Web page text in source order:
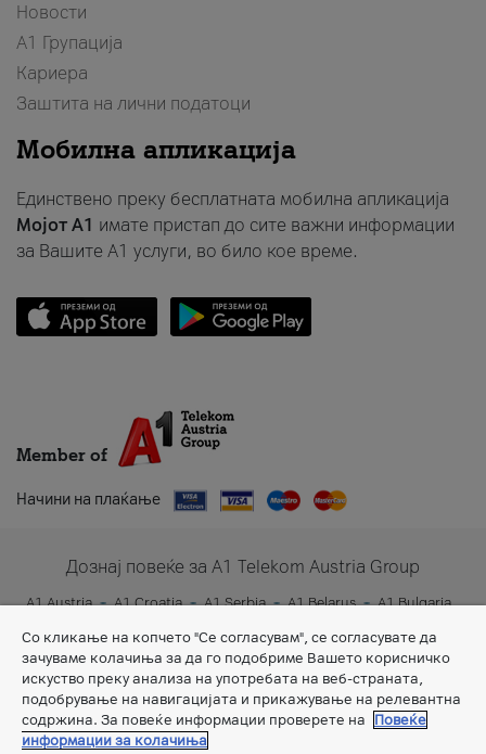
Новости
А1 Групација
Кариера
Заштита на лични податоци
Мобилна апликација
Единствено преку бесплатната мобилна апликација
Мојот A1 имате пристап до сите важни информации
за Вашите A1 услуги, во било кое време.
Member of
Начини на плаќање
Дознај повеќе за A1 Telekom Austria Group
A1 Austria A1 Croatia A1 Serbia A1 Belarus
A1 Bulgaria
A1 Slovenia
A1 Digital
Со кликање на копчето "Се согласувам", се согласувате да
зачуваме колачиња за да го подобриме Вашето корисничко
искуство преку анализа на употребата на веб-страната,
подобрување на навигацијата и прикажување на релевантна
содржина. За повеќе информации проверете на
Повеќе
информации за колачиња